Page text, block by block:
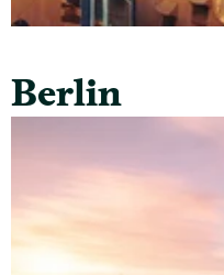
Berlin